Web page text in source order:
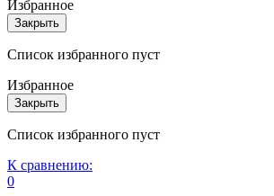
Избранное
Закрыть
Список избранного пуст
Избранное
Закрыть
Список избранного пуст
К сравнению:
0